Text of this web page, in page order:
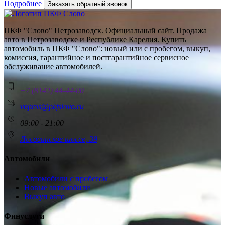
Подробнее Заказать обратный звонок
ПКФ "Слово" Петрозаводск. Официальный сайт. Продажа
авто в Петрозаводске и Республике Карелия. Купить
автомобиль в ПКФ "Слово": новый или с пробегом, выкуп,
комиссия, гарантийное и постгарантийное сервисное
обслуживание автомобилей.
+7 (8142) 44-44-00
vopros@pkfslovo.ru
09:00 - 21:00
Лососинское шоссе, 39
Автомобили
Автомобили с пробегом
Новые автомобили
Выкуп авто
Финуслуги